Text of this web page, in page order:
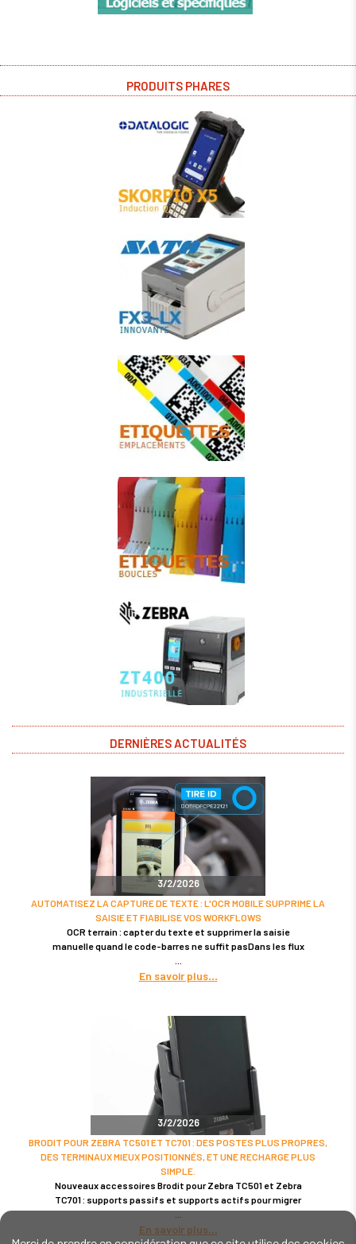
PRODUITS PHARES
DERNIÈRES ACTUALITÉS
3/2/2026
AUTOMATISEZ LA CAPTURE DE TEXTE : L'OCR MOBILE SUPPRIME LA
SAISIE ET FIABILISE VOS WORKFLOWS
OCR terrain : capter du texte et supprimer la saisie
manuelle quand le code-barres ne suffit pasDans les flux
En savoir plus
3/2/2026
BRODIT POUR ZEBRA TC501 ET TC701 : DES POSTES PLUS PROPRES,
DES TERMINAUX MIEUX POSITIONNÉS, ET UNE RECHARGE PLUS
SIMPLE.
Nouveaux accessoires Brodit pour Zebra TC501 et Zebra
TC701 : supports passifs et supports actifs pour migrer
En savoir plus